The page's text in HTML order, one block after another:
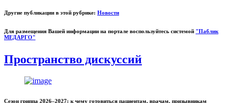
Другие публикации в этой рубрике: Новости
Для размещения Вашей информации на портале воспользуйтесь системой "Паблик
МЕДАРГО"
Пространство дискуссий
Сезон гриппа 2026–2027: к чему готовиться пациентам, врачам, призывникам